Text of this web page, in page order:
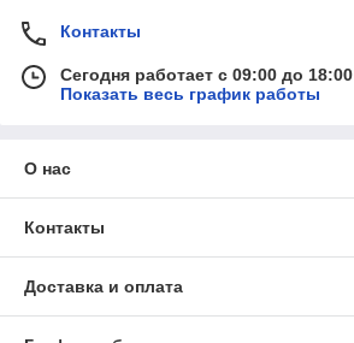
Контакты
Сегодня работает с 09:00 до 18:00
Показать весь график работы
О нас
Контакты
Доставка и оплата